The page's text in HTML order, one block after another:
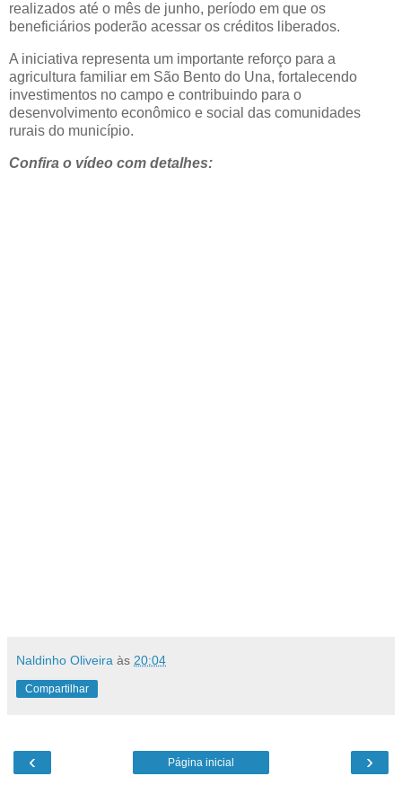
realizados até o mês de junho, período em que os
beneficiários poderão acessar os créditos liberados.
A iniciativa representa um importante reforço para a
agricultura familiar em São Bento do Una, fortalecendo
investimentos no campo e contribuindo para o
desenvolvimento econômico e social das comunidades
rurais do município.
Confira o vídeo com detalhes:
Naldinho Oliveira às 20:04
Compartilhar
‹ ›
Página inicial